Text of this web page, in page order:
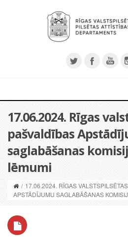
17.06.2024. Rīgas
pašvaldības
saglabāšanas
lēmumi
/ 17.06.2024. RĪGAS
APSTĀDĪJUMU SAGLABĀŠANAS